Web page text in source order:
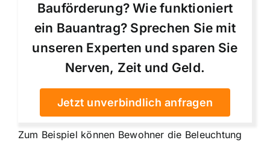
Bauförderung? Wie funktioniert
ein Bauantrag? Sprechen Sie mit
unseren Experten und sparen Sie
Nerven, Zeit und Geld.
Jetzt unverbindlich anfragen
Zum Beispiel können Bewohner die Beleuchtung